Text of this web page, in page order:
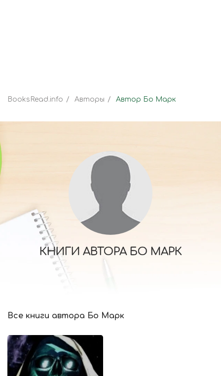
BooksRead.info Авторы Автор Бо Марк
КНИГИ АВТОРА БО МАРК
Все книги автора Бо Марк